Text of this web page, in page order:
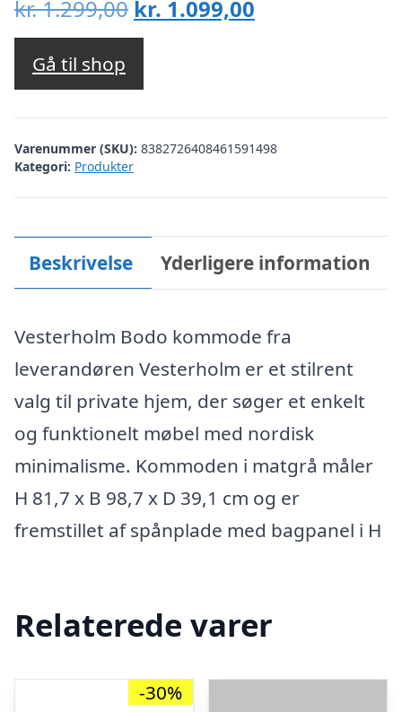
kr.1.299,00 Den
oprindelige
var:
kr. 1.299,00.
kr. 1.099,00
kr. 1.099,00.
Gå til shop
Varenummer (SKU): 8382726408461591498
Kategori: Produkter
Beskrivelse Yderligere information
Vesterholm Bodo kommode fra
leverandøren Vesterholm er et stilrent
valg til private hjem, der søger et enkelt
og funktionelt møbel med nordisk
minimalisme. Kommoden i matgrå måler
H 81,7 x B 98,7 x D 39,1 cm og er
fremstillet af spånplade med bagpanel i H
Relaterede varer
-30%